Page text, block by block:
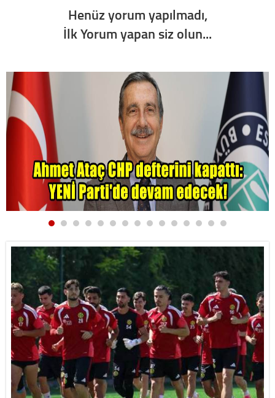
Henüz yorum yapılmadı,
İlk Yorum yapan siz olun...